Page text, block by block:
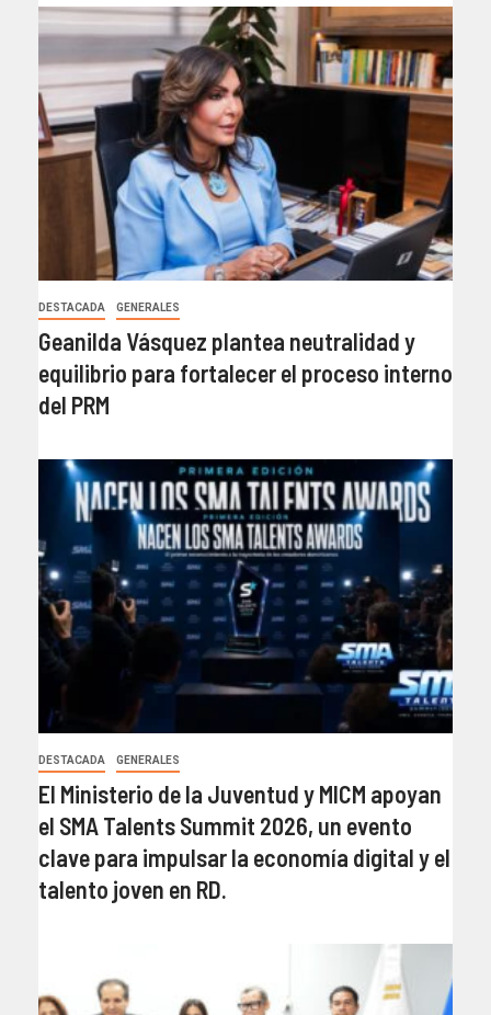
DESTACADA GENERALES
Geanilda Vásquez plantea neutralidad y
equilibrio para fortalecer el proceso interno
del PRM
DESTACADA GENERALES
El Ministerio de la Juventud y MICM apoyan
el SMA Talents Summit 2026, un evento
clave para impulsar la economía digital y el
talento joven en RD.